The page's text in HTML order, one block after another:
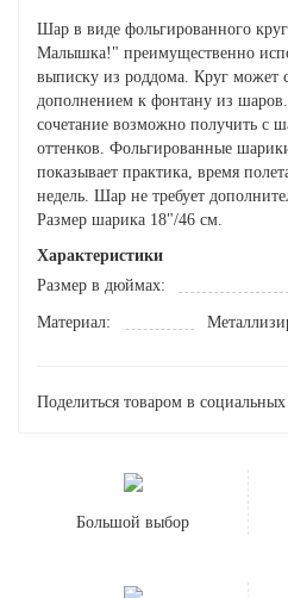
Шар в виде фольгированного
Малышка!" преимущественно
выписку из роддома. Круг может
дополнением к фонтану из
сочетание возможно получить с
оттенков. Фольгированные
показывает практика, время
недель. Шар не требует
Размер шарика 18"/46 см.
Характеристики
Размер в дюймах:
Материал:
Поделиться товаром в социальных
Большой выбор